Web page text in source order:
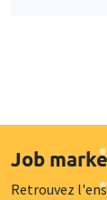
Job
Retrouvez